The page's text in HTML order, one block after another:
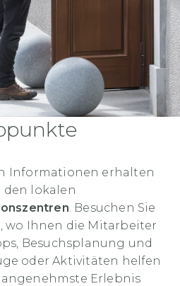
Informationen erhalten
den lokalen
. Besuchen Sie
wo Ihnen die Mitarbeiter
Besuchsplanung und
oder Aktivitäten helfen
angenehmste Erlebnis